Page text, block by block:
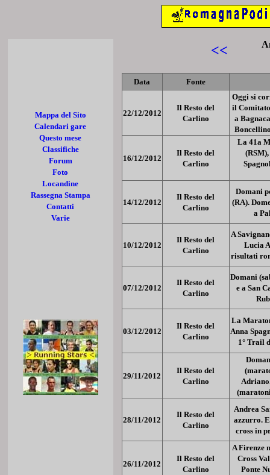
<<
Data Fonte
22/12/2012
Il Resto del
Carlino
Oggi si
il
a
16/12/2012
Il Resto del
Carlino
La 41a
14/12/2012
Il Resto del
Carlino
Domani
(RA).
a
10/12/2012
Il Resto del
Carlino
A
Lucia
risultati
07/12/2012
Il Resto del
Carlino
Domani
e a San
03/12/2012
Il Resto del
Carlino
La
Anna
1° Trail
29/11/2012
Il Resto del
Carlino
28/11/2012
Il Resto del
Carlino
Andrea
azzurro.
cross in
26/11/2012
Il Resto del
Carlino
A Firenze
Cross
Ponte
Mappa del Sito
Calendari gare
Questo mese
Classifiche
Forum
Foto
Locandine
Rassegna Stampa
Contatti
Varie